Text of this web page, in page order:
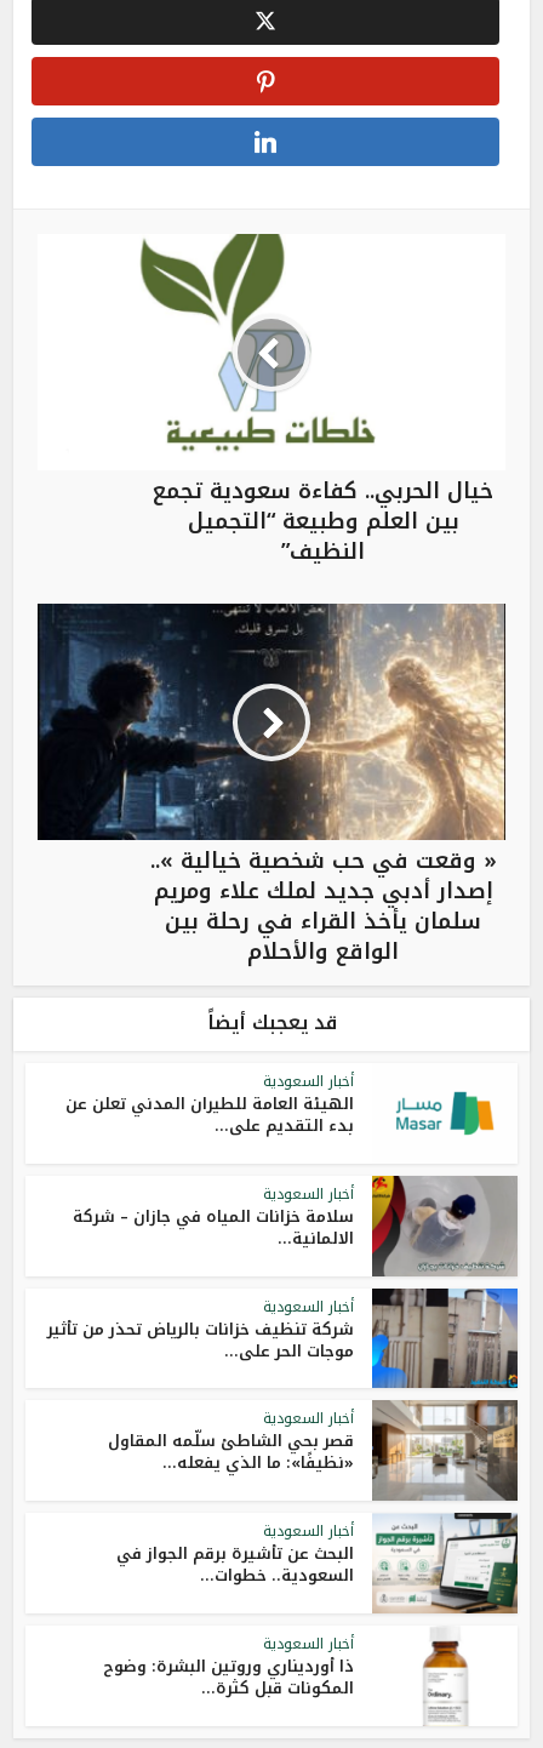
خيال الحربي.. كفاءة سعودية تجمع
بين العلم وطبيعة “التجميل
النظيف”
« وقعت في حب شخصية خيالية »..
إصدار أدبي جديد لملك علاء ومريم
سلمان يأخذ القراء في رحلة بين
الواقع والأحلام
قد يعجبك أيضاً
أخبار السعودية
الهيئة العامة للطيران المدني تعلن عن
بدء التقديم على...
أخبار السعودية
سلامة خزانات المياه في جازان – شركة
الالمانية...
أخبار السعودية
شركة تنظيف خزانات بالرياض تحذر من تأثير
موجات الحر على...
أخبار السعودية
قصر بحي الشاطئ سلّمه المقاول
«نظيفًا»: ما الذي يفعله...
أخبار السعودية
البحث عن تأشيرة برقم الجواز في
السعودية.. خطوات...
أخبار السعودية
ذا أورديناري وروتين البشرة: وضوح
المكونات قبل كثرة...